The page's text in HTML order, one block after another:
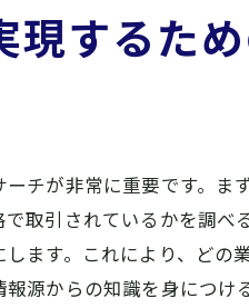
買取の流れを理解し
買取手続きの基
契約書の読み方
買取後のフォロ
トラブル時の対
現するた
チが非常に重要です。
取引されているかを調
ます。これにより、ど
源からの知識を身につ